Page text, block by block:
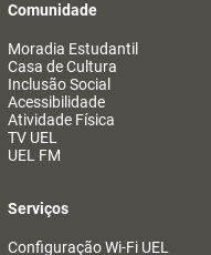
Comunidade
Moradia Estudantil
Casa de Cultura
Inclusão Social
Acessibilidade
Atividade Física
TV UEL
UEL FM
Serviços
Configuração Wi-Fi UEL